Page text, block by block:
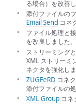
る場合）を改善し
添付ファイルの
Email Send コネ
ファイル処理と
を改良しました。
ストリーミング
XML ストリーミ
ネクタを強化しま
ZUGFeRD コネ
添付ファイルの
XML Group コネ